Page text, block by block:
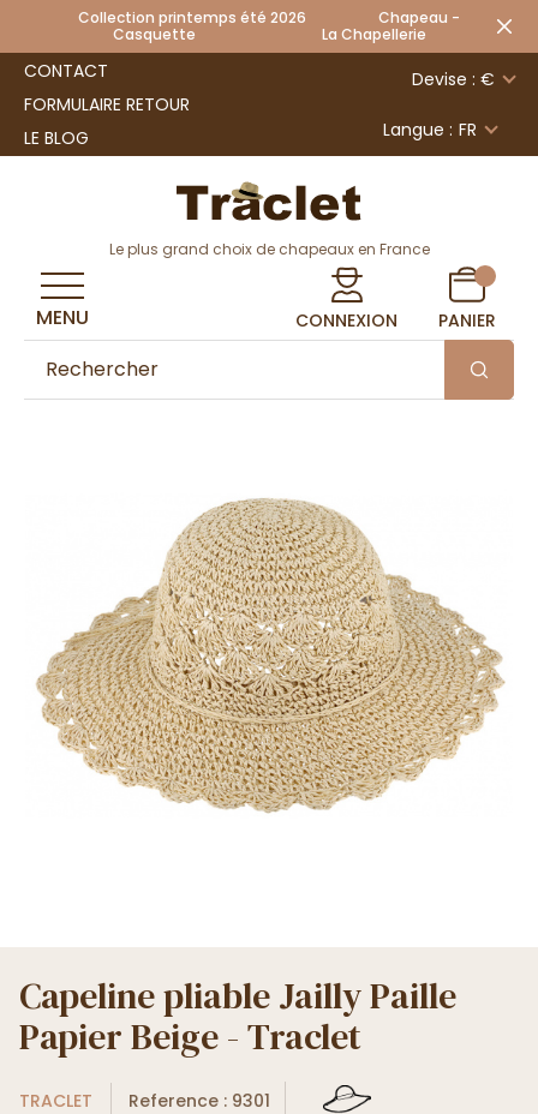
Collection printemps été 2026 Chapeau -
Casquette La Chapellerie
CONTACT
FORMULAIRE RETOUR
LE BLOG
Devise : €
Langue : FR
Le plus grand choix de chapeaux en France
CONNEXION PANIER
MENU
Capeline pliable Jailly Paille
Papier Beige - Traclet
TRACLET Reference : 9301